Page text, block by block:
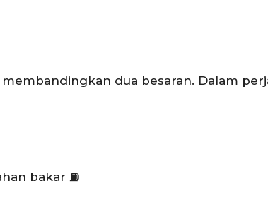
dua besaran. Dalam
bakar ⛽